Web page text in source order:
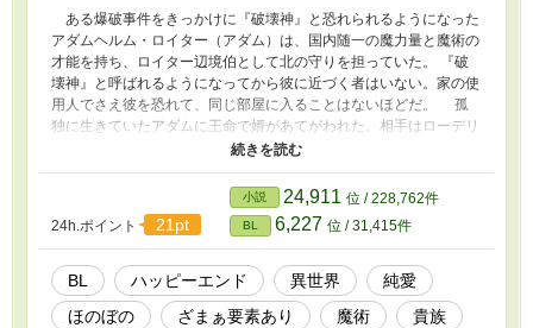
ある爆破事件をきっかけに『破壊神』と恐れられるようになった
アダムヘルム・ロイター（アダム）は、国内随一の魔力量と魔術の
才能を持ち、ロイター辺境伯として北の守りを担っていた。 『破
壊神』と呼ばれるようになってから彼に近づく者はいない。家の使
用人でさえ彼を恐れて、同じ部屋に入ることはないほどだ。 孤
独に生きていたアダムに王命で婿があてがわれた。相手はローデリ
ック・ハーマイン（ロディ）。 ロディは誰もが恐れる『破壊
ばれていることも知らなかったからだ。 ロディもまた孤独だっ
た。貴族では珍しくとても魔力量が少ないため親に虐げられてきた
からだ。 人に恐れられ傷ついた最強魔術師アダムと、イケメン
なのに変なあだ名をつけてしまう純粋無垢なロディがほのぼの愛を
育みます。 事件は本当にアダムが起こしたものだったのか？
アダムとロディの出会いから少しずつ動き始める。 ・ざまぁ要素
有り ・脇カプ有り ・R18シーンはあっさりめです
24h.ポイント 21pt
小説 24,911 位 / 228,762件
BL 6,227 位 / 31,415件
BL ハッピーエンド 異世界
純愛
ほのぼの
ざまぁ要素あり 魔術
貴族